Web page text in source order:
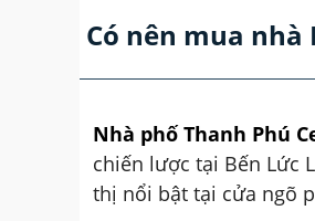
Có nên mua nhà
Nhà phố Thanh Phú
chiến lược tại Bến Lức
thị nổi bật tại cửa ngõ